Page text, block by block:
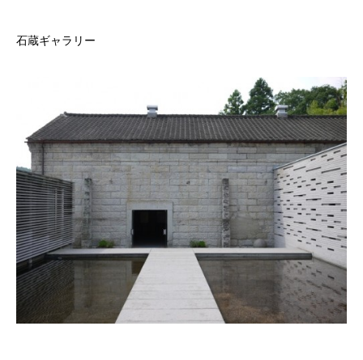
石蔵ギャラリー